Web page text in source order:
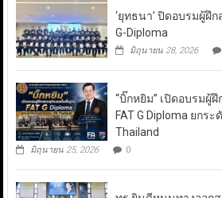
‘ยุทธนา’ ปิดอบรมผู้ฝึ
G-Diploma
มิถุนายน 28, 2026
“บิ๊กหยิม” เปิดอบรม
FAT G Diploma ยกร
Thailand
มิถุนายน 25, 2026 0